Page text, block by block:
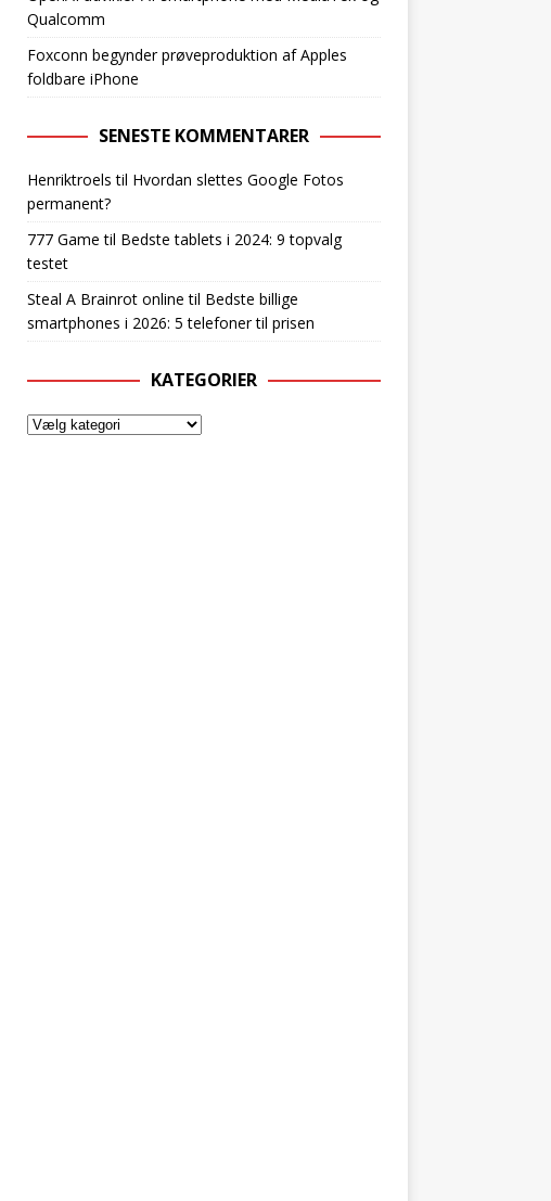
Qualcomm
Foxconn begynder prøveproduktion af Apples
foldbare iPhone
SENESTE KOMMENTARER
Henriktroels til Hvordan slettes Google Fotos
permanent?
777 Game til Bedste tablets i 2024: 9 topvalg
testet
Steal A Brainrot online til Bedste billige
smartphones i 2026: 5 telefoner til prisen
KATEGORIER